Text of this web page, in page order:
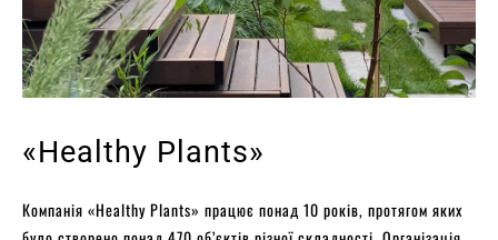
«Healthy Plants»
Компанія «Healthy Plants» працює понад 10 років, протягом яких